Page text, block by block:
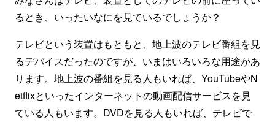
るとき、いったいなにを見ているでしょうか？
テレビという装置はもともと、地上波のテレビ番組を見
るデバイスだったのですが、いまはいろいろな用途があ
ります。地上波の番組を見る人もいれば、YouTubeやN
etflixといったインターネットの動画配信サービスを見
ている人もいます。DVDを見る人もいれば、テレビで